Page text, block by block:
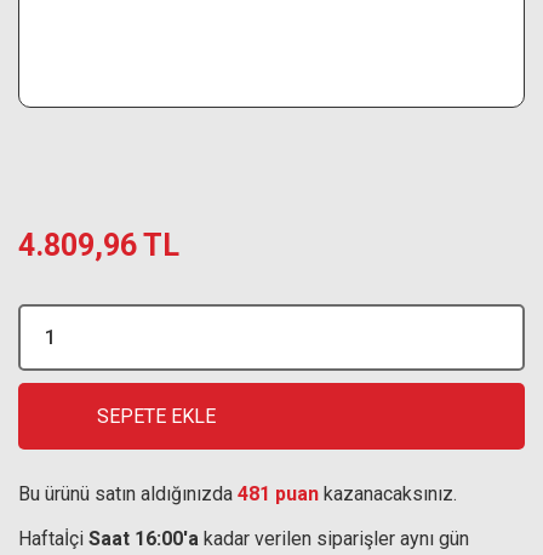
4.809,96 TL
SEPETE EKLE
Bu ürünü satın aldığınızda 481 puan kazanacaksınız.
Haftaİçi Saat 16:00'a kadar verilen siparişler aynı gün